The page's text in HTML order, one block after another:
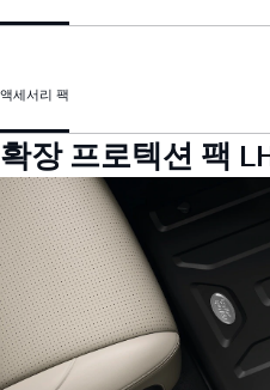
액세서리 팩
확장 프로텍션 팩